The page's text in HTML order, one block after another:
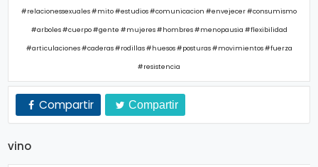
#relacionessexuales #mito #estudios #comunicacion #envejecer #consumismo
#arboles #cuerpo #gente #mujeres #hombres #menopausia #flexibilidad
#articulaciones #caderas #rodillas #huesos #posturas #movimientos #fuerza
#resistencia
Compartir Compartir
vino